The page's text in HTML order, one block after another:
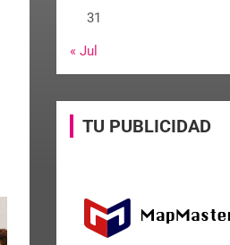
31
« Jul
TU PUBLICIDAD